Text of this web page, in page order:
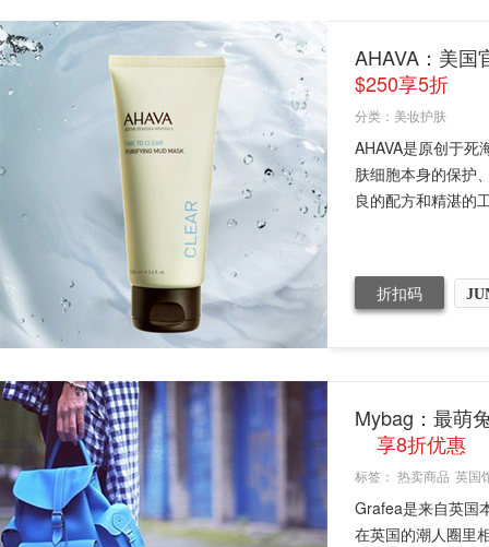
AHAVA：美
$250享5折
分类： 美妆护肤
AHAVA是原创于死
肤细胞本身的保护
良的配方和精湛的
折扣码
Mybag：最萌
享8折优惠
标签： 热卖商品 英国
Grafea是来自英国
在英国的潮人圈里